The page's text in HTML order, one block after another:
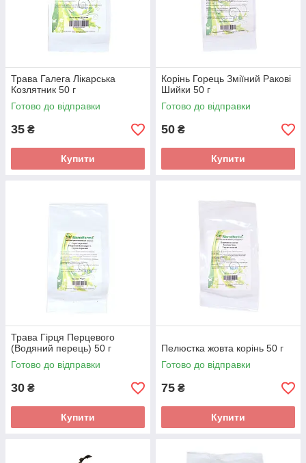
Трава Галега Лікарська
Козлятник 50 г
Готово до відправки
35 ₴
Купити
Корінь Горець Зміїний Ракові
Шийки 50 г
Готово до відправки
50 ₴
Купити
Трава Гірця Перцевого
(Водяний перець) 50 г
Готово до відправки
30 ₴
Купити
Пелюстка жовта корінь 50 г
Готово до відправки
75 ₴
Купити